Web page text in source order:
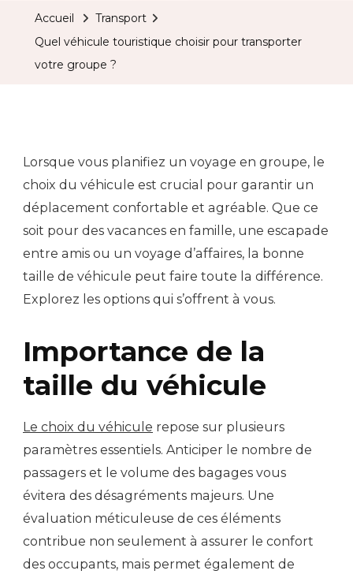
Accueil
Transport
Quel véhicule touristique choisir pour transporter
votre groupe ?
Lorsque vous planifiez un voyage en groupe, le
choix du véhicule est crucial pour garantir un
déplacement confortable et agréable. Que ce
soit pour des vacances en famille, une escapade
entre amis ou un voyage d’affaires, la bonne
taille de véhicule peut faire toute la différence.
Explorez les options qui s’offrent à vous.
Importance de la
taille du véhicule
Le choix du véhicule repose sur plusieurs
paramètres essentiels. Anticiper le nombre de
passagers et le volume des bagages vous
évitera des désagréments majeurs. Une
évaluation méticuleuse de ces éléments
contribue non seulement à assurer le confort
des occupants, mais permet également de